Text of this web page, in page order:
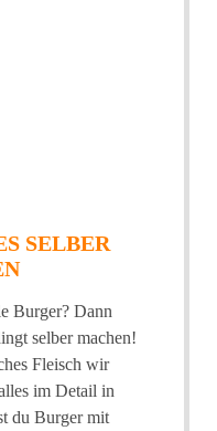
SELBER
Burger? Dann
selber machen!
Fleisch wir
im Detail in
du Burger mit